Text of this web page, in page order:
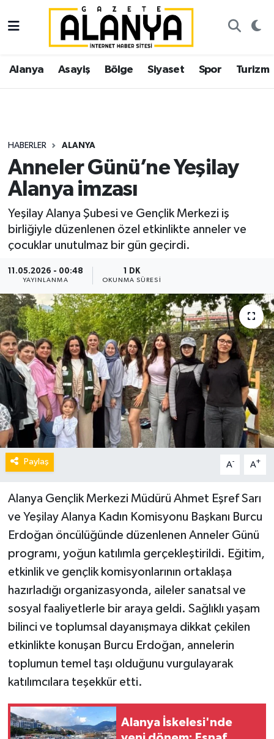
Alanya Asayiş Bölge Siyaset Spor Turizm
HABERLER ALANYA
Anneler Günü’ne Yeşilay
Alanya imzası
Yeşilay Alanya Şubesi ve Gençlik Merkezi iş
birliğiyle düzenlenen özel etkinlikte anneler ve
çocuklar unutulmaz bir gün geçirdi.
11.05.2026 - 00:48
YAYINLANMA
1 DK
OKUNMA SÜRESI
Paylaş A- A+
Alanya Gençlik Merkezi Müdürü Ahmet Eşref Sarı
ve Yeşilay Alanya Kadın Komisyonu Başkanı Burcu
Erdoğan öncülüğünde düzenlenen Anneler Günü
programı, yoğun katılımla gerçekleştirildi. Eğitim,
etkinlik ve gençlik komisyonlarının ortaklaşa
hazırladığı organizasyonda, aileler sanatsal ve
sosyal faaliyetlerle bir araya geldi. Sağlıklı yaşam
bilinci ve toplumsal dayanışmaya dikkat çekilen
etkinlikte konuşan Burcu Erdoğan, annelerin
toplumun temel taşı olduğunu vurgulayarak
katılımcılara teşekkür etti.
Alanya İskelesi'nde
Alanya
Asayiş
Siyaset
Spor
Turizm
Ekonomi
İstanbul Nöbetçi Eczaneler
İstanbul Hava Durumu
Süper Lig Puan Durumu ve Fikstür
Tüm Manşetler
Son Dakika Haberleri
Haber Arşivi